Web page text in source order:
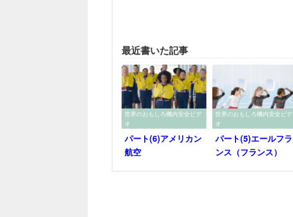
最近書いた記事
世界のおもしろ機内安全ビデ
オ
パート(6)アメリカン
航空
世界のおもしろ機内安全ビデ
オ
パート(5)エールフラ
ンス（フランス）